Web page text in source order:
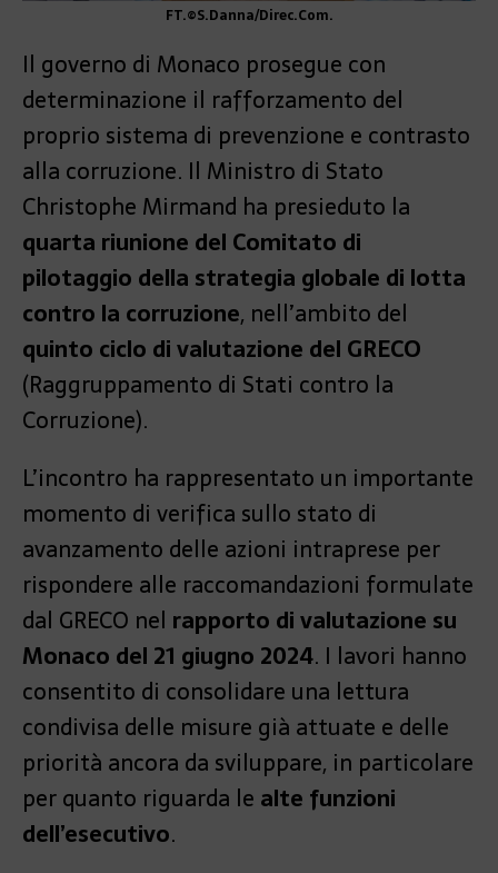
FT.©S.Danna/Direc.Com.
Il governo di Monaco prosegue con
determinazione il rafforzamento del
proprio sistema di prevenzione e contrasto
alla corruzione. Il Ministro di Stato
Christophe Mirmand ha presieduto la
quarta riunione del Comitato di
pilotaggio della strategia globale di lotta
contro la corruzione, nell’ambito del
quinto ciclo di valutazione del GRECO
(Raggruppamento di Stati contro la
Corruzione).
L’incontro ha rappresentato un importante
momento di verifica sullo stato di
avanzamento delle azioni intraprese per
rispondere alle raccomandazioni formulate
dal GRECO nel rapporto di valutazione su
Monaco del 21 giugno 2024. I lavori hanno
consentito di consolidare una lettura
condivisa delle misure già attuate e delle
priorità ancora da sviluppare, in particolare
per quanto riguarda le alte funzioni
dell’esecutivo.